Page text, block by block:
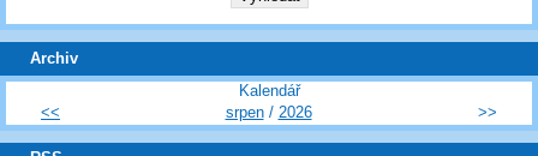
Archiv
Kalendář
<<
srpen/ 2026 >>